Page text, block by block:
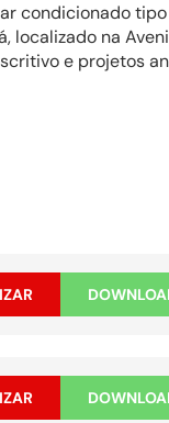
condicionado tipo
na
e projetos